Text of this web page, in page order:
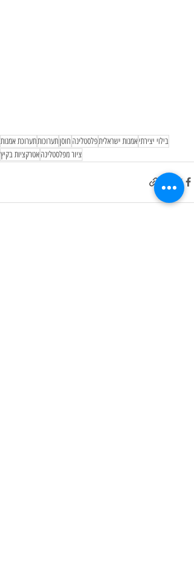
בילוי יצירתיאמנות ישראליתפלסטלינה חוסןתערוכותתערוכת אמנות
ציור מפלסטלינהאטרקציות בקיץ